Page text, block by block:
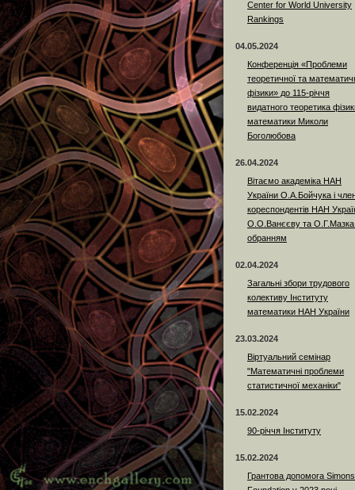
Center for World University
Rankings
04.05.2024
Конференція «Проблеми
теоретичної та
фізики» до 115-річчя
видатного теоретика
математики Миколи
Боголюбова
26.04.2024
Вітаємо академіка НАН
України О.А.Бойчука і
кореспондентів НАН
О.О.Ванєєву та О.Г.Мазка
обранням
02.04.2024
Загальні збори трудового
колективу Інституту
математики НАН України
23.03.2024
Віртуальний семінар
"Математичні проблеми
статистичної механіки"
15.02.2024
90-річчя Інституту
15.02.2024
Грантова допомога Simons